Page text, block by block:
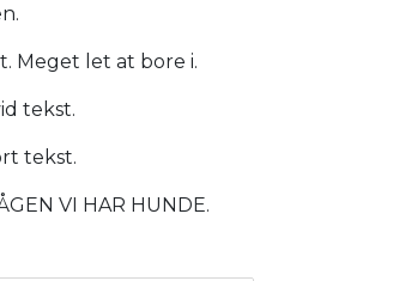
Meget let at bore i.
tekst.
tekst.
VI HAR HUNDE.